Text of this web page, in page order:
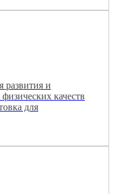
развития и
качеств
для